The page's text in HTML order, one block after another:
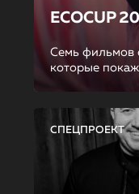
ECOCUP
Семь фильмов
которые
СПЕЦПРОЕКТ